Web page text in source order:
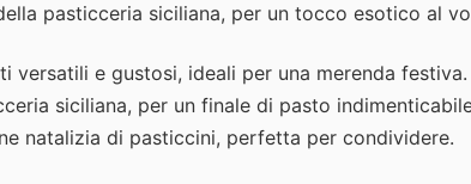
pasticceria siciliana, per un tocco esotico al
versatili e gustosi, ideali per una merenda festiva.
siciliana, per un finale di pasto
natalizia di pasticcini, perfetta per condividere.